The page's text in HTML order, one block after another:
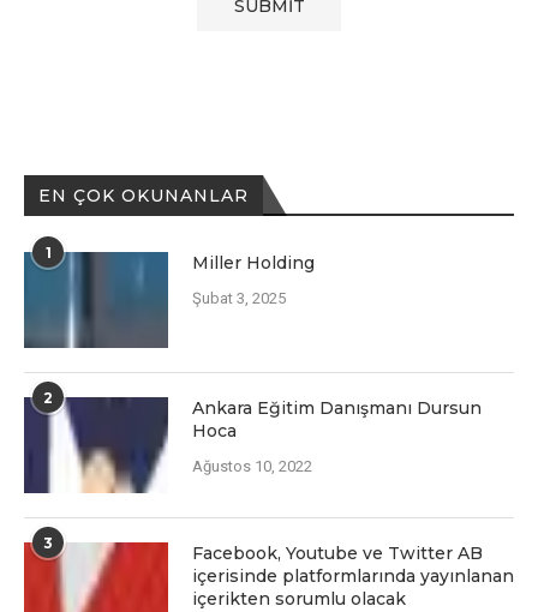
EN ÇOK OKUNANLAR
1 Miller Holding
Şubat 3, 2025
2
Ankara Eğitim Danışmanı Dursun
Hoca
Ağustos 10, 2022
3
Facеbook, Youtubе vе Twittеr AB
içеrisindе platformlarında yayınlanan
içеriktеn sorumlu olacak